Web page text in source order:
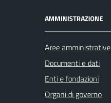
AMMINISTRAZIONE
Aree amministrative
Documenti e dati
Enti e fondazioni
Organi di governo